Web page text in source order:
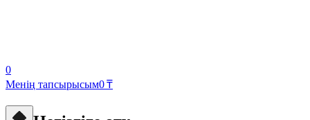
0
Менің тапсырысым0 ₸